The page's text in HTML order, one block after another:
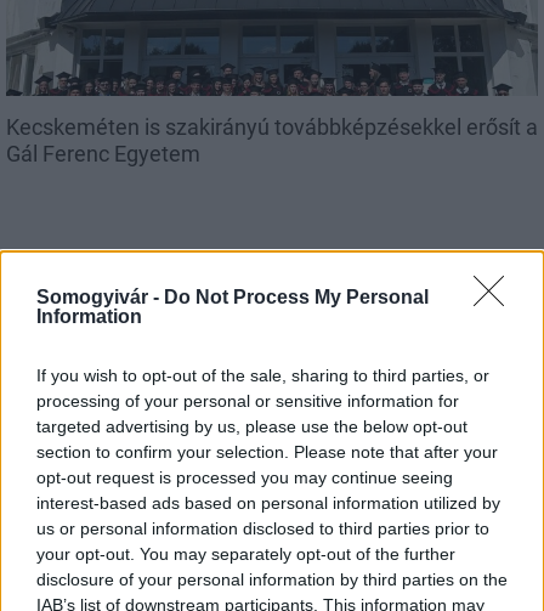
Somogyivár - Do Not Process My Personal
Information
If you wish to opt-out of the sale, sharing to third parties, or
processing of your personal or sensitive information for
targeted advertising by us, please use the below opt-out
section to confirm your selection. Please note that after your
opt-out request is processed you may continue seeing
interest-based ads based on personal information utilized by
us or personal information disclosed to third parties prior to
your opt-out. You may separately opt-out of the further
disclosure of your personal information by third parties on the
IAB’s list of downstream participants. This information may
Kecskeméten is szakirányú továbbképzésekkel erősít a
Gál Ferenc Egyetem
Mi épül?